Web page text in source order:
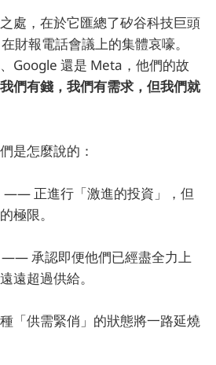
處，在於它匯總了矽谷科技巨頭
財報電話會議上的集體哀嚎。
Google 還是 Meta，他們的故
我們有錢，我們有需求，但我們就
是怎麼說的：
—— 正進行「激進的投資」，但
極限。
—— 承認即便他們已經盡全力上
遠超過供給。
「供需緊俏」的狀態將一路延燒